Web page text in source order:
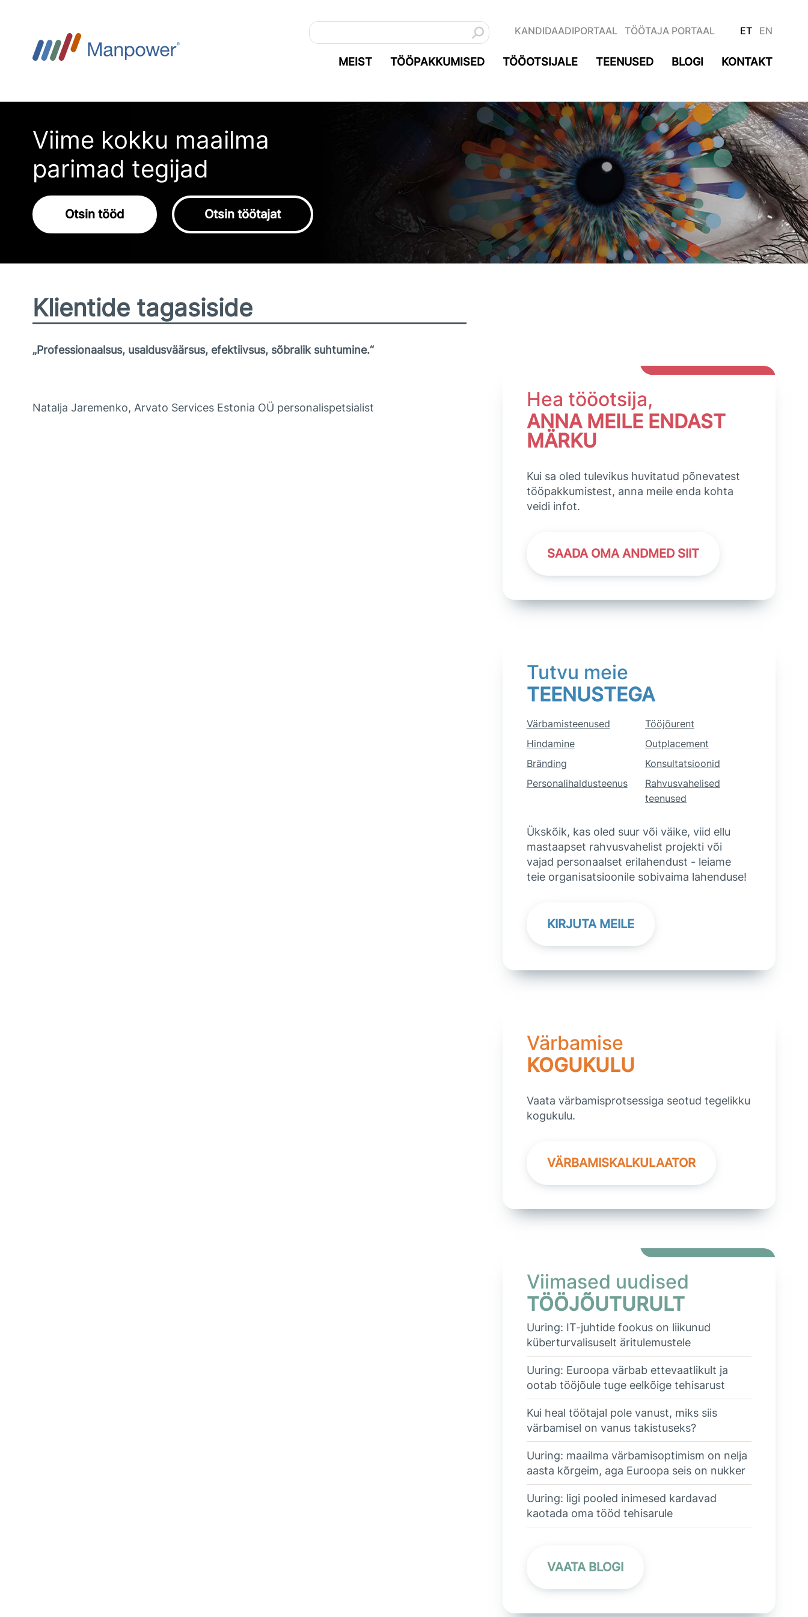
KANDIDAADIPORTAAL TÖÖTAJA PORTAAL ET EN
MEIST TÖÖPAKKUMISED TÖÖOTSIJALE TEENUSED BLOGI KONTAKT
Viime kokku maailma
parimad tegijad
Otsin tööd Otsin töötajat
Klientide tagasiside
„Professionaalsus, usaldusväärsus, efektiivsus, sõbralik suhtumine.“
Natalja Jaremenko, Arvato Services Estonia OÜ personalispetsialist
Hea tööotsija,
ANNA MEILE ENDAST
MÄRKU
Kui sa oled tulevikus huvitatud põnevatest
tööpakkumistest, anna meile enda kohta
veidi infot.
SAADA OMA ANDMED SIIT
Tutvu meie
TEENUSTEGA
Värbamisteenused
Tööjõurent
Hindamine
Outplacement
Bränding
Konsultatsioonid
Personalihaldusteenus
Rahvusvahelised
teenused
Ükskõik, kas oled suur või väike, viid ellu
mastaapset rahvusvahelist projekti või
vajad personaalset erilahendust - leiame
teie organisatsioonile sobivaima lahenduse!
KIRJUTA MEILE
Värbamise
KOGUKULU
Vaata värbamisprotsessiga seotud tegelikku
kogukulu.
VÄRBAMISKALKULAATOR
Viimased uudised
TÖÖJÕUTURULT
Uuring: IT-juhtide fookus on liikunud
küberturvalisuselt äritulemustele
Uuring: Euroopa värbab ettevaatlikult ja
ootab tööjõule tuge eelkõige tehisarust
Kui heal töötajal pole vanust, miks siis
värbamisel on vanus takistuseks?
Uuring: maailma värbamisoptimism on nelja
aasta kõrgeim, aga Euroopa seis on nukker
Uuring: ligi pooled inimesed kardavad
kaotada oma tööd tehisarule
VAATA BLOGI